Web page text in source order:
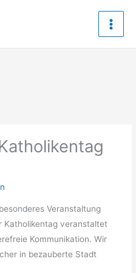
Veranstaltung
Katholikentag veranstaltet
Kommunikation. Wir
in bezauberte Stadt